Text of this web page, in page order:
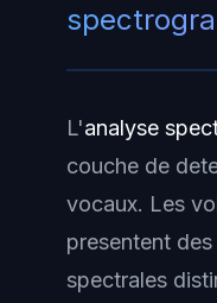
L'analyse
couche de
vocaux. Les
presentent
spectrales